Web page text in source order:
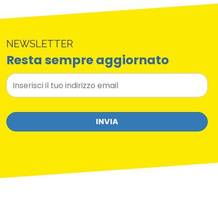
NEWSLETTER
Resta sempre aggiornato